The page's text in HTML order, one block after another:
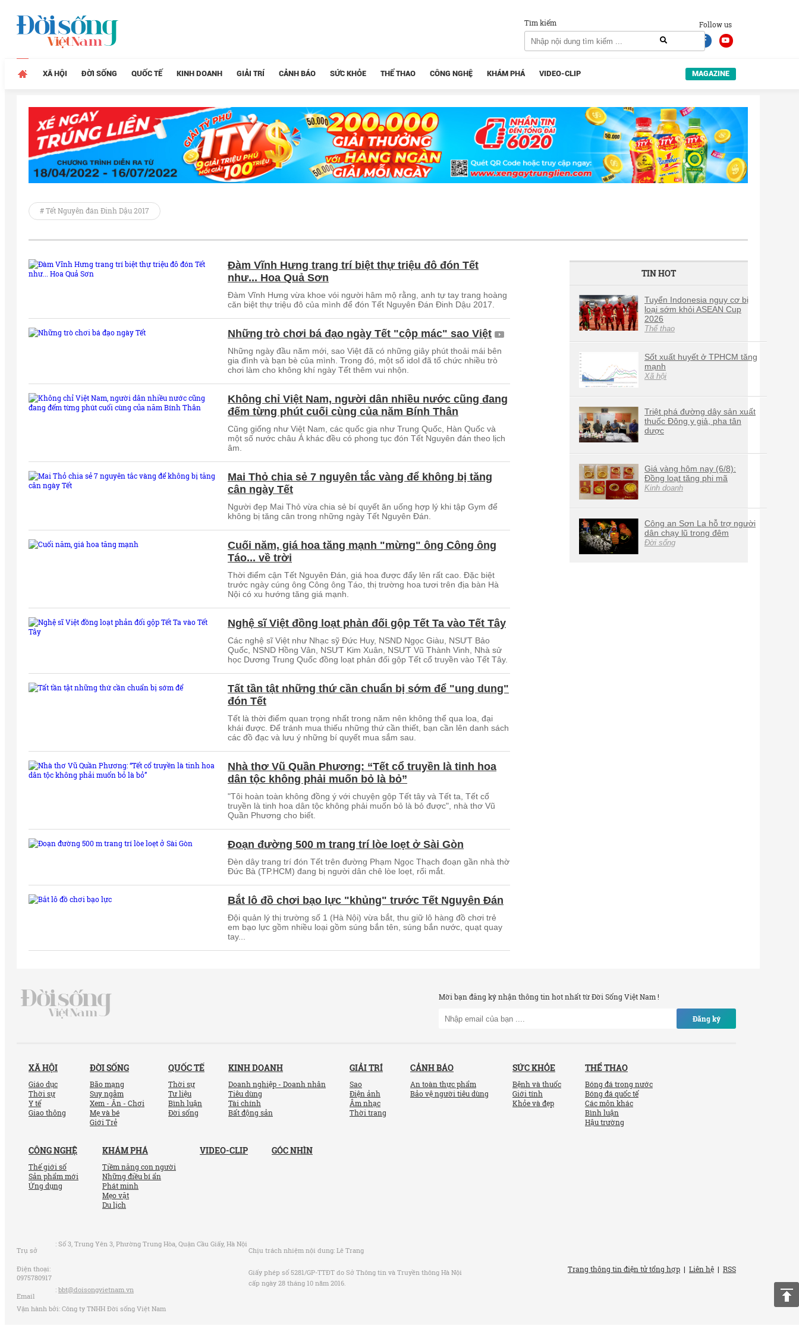
Follow us
Tìm kiếm
XÃ HỘI ĐỜI SỐNG QUỐC TẾ KINH DOANH GIẢI TRÍ CẢNH BÁO SỨC KHỎE THỂ THAO CÔNG NGHỆ KHÁM PHÁ VIDEO-CLIP MAGAZINE
# Tết Nguyên đán Đinh Dậu 2017
Đàm Vĩnh Hưng trang trí biệt thự triệu đô đón Tết
như... Hoa Quả Sơn
Đàm Vĩnh Hưng vừa khoe vói người hâm mộ rằng, anh tự tay trang hoàng
căn biệt thự triệu đô của mình để đón Tết Nguyên Đán Đinh Dậu 2017.
Những trò chơi bá đạo ngày Tết "cộp mác" sao Việt
Những ngày đầu năm mới, sao Việt đã có những giây phút thoải mái bên
gia đình và bạn bè của mình. Trong đó, một số idol đã tổ chức nhiều trò
chơi làm cho không khí ngày Tết thêm vui nhộn.
Không chỉ Việt Nam, người dân nhiều nước cũng đang
đếm từng phút cuối cùng của năm Bính Thân
Cũng giống như Việt Nam, các quốc gia như Trung Quốc, Hàn Quốc và
một số nước châu Á khác đều có phong tục đón Tết Nguyên đán theo lịch
âm.
Mai Thỏ chia sẻ 7 nguyên tắc vàng để không bị tăng
cân ngày Tết
Người đẹp Mai Thỏ vừa chia sẻ bí quyết ăn uống hợp lý khi tập Gym để
không bị tăng cân trong những ngày Tết Nguyên Đán.
Cuối năm, giá hoa tăng mạnh "mừng" ông Công ông
Táo... về trời
Thời điểm cận Tết Nguyên Đán, giá hoa được đẩy lên rất cao. Đặc biệt
trước ngày cúng ông Công ông Táo, thị trường hoa tươi trên địa bàn Hà
Nội có xu hướng tăng giá mạnh.
Nghệ sĩ Việt đồng loạt phản đối gộp Tết Ta vào Tết Tây
Các nghệ sĩ Việt như Nhạc sỹ Đức Huy, NSND Ngọc Giàu, NSƯT Bảo
Quốc, NSND Hồng Vân, NSƯT Kim Xuân, NSƯT Vũ Thành Vinh, Nhà sử
học Dương Trung Quốc đồng loạt phản đối gộp Tết cổ truyền vào Tết Tây.
Tất tần tật những thứ cần chuẩn bị sớm để "ung dung"
đón Tết
Tết là thời điểm quan trọng nhất trong năm nên không thể qua loa, đại
khái được. Để tránh mua thiếu những thứ cần thiết, bạn cần lên danh sách
các đồ đạc và lưu ý những bí quyết mua sắm sau.
Nhà thơ Vũ Quần Phương: “Tết cổ truyền là tinh hoa
dân tộc không phải muốn bỏ là bỏ”
"Tôi hoàn toàn không đồng ý với chuyện gộp Tết tây và Tết ta, Tết cổ
truyền là tinh hoa dân tộc không phải muốn bỏ là bỏ được", nhà thơ Vũ
Quần Phương cho biết.
Đoạn đường 500 m trang trí lòe loẹt ở Sài Gòn
Đèn dây trang trí đón Tết trên đường Phạm Ngọc Thạch đoạn gần nhà thờ
Đức Bà (TP.HCM) đang bị người dân chê lòe loẹt, rối mắt.
Bắt lô đồ chơi bạo lực "khủng" trước Tết Nguyên Đán
Đội quản lý thị trường số 1 (Hà Nội) vừa bắt, thu giữ lô hàng đồ chơi trẻ
em bạo lực gồm nhiều loại gồm súng bắn tên, súng bắn nước, quạt quay
tay...
TIN HOT
Tuyển Indonesia nguy cơ bị
loại sớm khỏi ASEAN Cup
2026
Thể thao
Sốt xuất huyết ở TPHCM tăng
mạnh
Xã hội
Triệt phá đường dây sản xuất
thuốc Đông y giả, pha tân
dược
Giá vàng hôm nay (6/8):
Đồng loạt tăng phi mã
Kinh doanh
Công an Sơn La hỗ trợ người
dân chạy lũ trong đêm
Đời sống
Mời bạn đăng ký nhận thông tin hot nhất từ Đời Sống Việt Nam !
Đăng ký
XÃ HỘI
Giáo dục
Thời sự
Y tế
Giao thông
ĐỜI SỐNG
Bão mạng
Suy ngẫm
Xem - Ăn - Chơi
Mẹ và bé
Giới Trẻ
QUỐC TẾ
Thời sự
Tư liệu
Bình luận
Đời sống
KINH DOANH
Doanh nghiệp - Doanh nhân
Tiêu dùng
Tài chính
Bất động sản
GIẢI TRÍ
Sao
Điện ảnh
Âm nhạc
Thời trang
CẢNH BÁO
An toàn thực phẩm
Bảo vệ người tiêu dùng
SỨC KHỎE
Bệnh và thuốc
Giới tính
Khỏe và đẹp
THỂ THAO
Bóng đá trong nước
Bóng đá quốc tế
Các môn khác
Bình luận
Hậu trường
CÔNG NGHỆ
Thế giới số
Sản phẩm mới
Ứng dụng
KHÁM PHÁ
Tiềm năng con người
Những điều bí ẩn
Phát minh
Mẹo vặt
Du lịch
VIDEO-CLIP GÓC NHÌN
Trụ sở
: Số 3, Trung Yên 3, Phường Trung Hòa, Quận Cầu Giấy, Hà Nội
Điện thoại:
0975780917
Email
: bbt@doisongvietnam.vn
Vận hành bởi: Công ty TNHH Đời sống Việt Nam
Chịu trách nhiệm nội dung: Lê Trang
Giấy phép số 5281/GP-TTĐT do Sở Thông tin và Truyền thông Hà Nội
cấp ngày 28 tháng 10 năm 2016.
Trang thông tin điện tử tổng hợp | Liên hệ | RSS